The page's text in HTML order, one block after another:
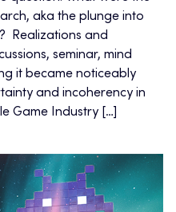
aka the plunge into
Realizations and
seminar, mind
it became noticeably
and incoherency in
Game Industry […]